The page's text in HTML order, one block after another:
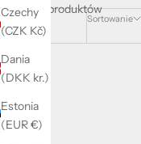
Czechy
(CZK Kč)
Dania
(DKK kr.)
Estonia
(EUR €)
Sortowanie
300 produktów